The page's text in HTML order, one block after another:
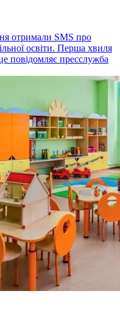
отримали SMS про
освіти. Перша хвиля
повідомляє пресслужба